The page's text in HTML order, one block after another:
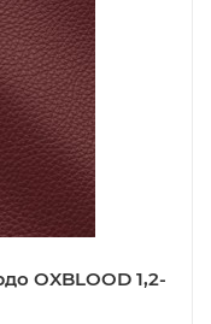
OXBLOOD 1,2-